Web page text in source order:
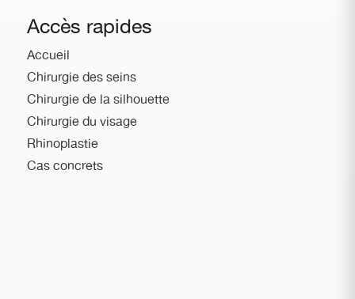
Accès rapides
Accueil
Chirurgie des seins
Chirurgie de la silhouette
Chirurgie du visage
Rhinoplastie
Cas concrets